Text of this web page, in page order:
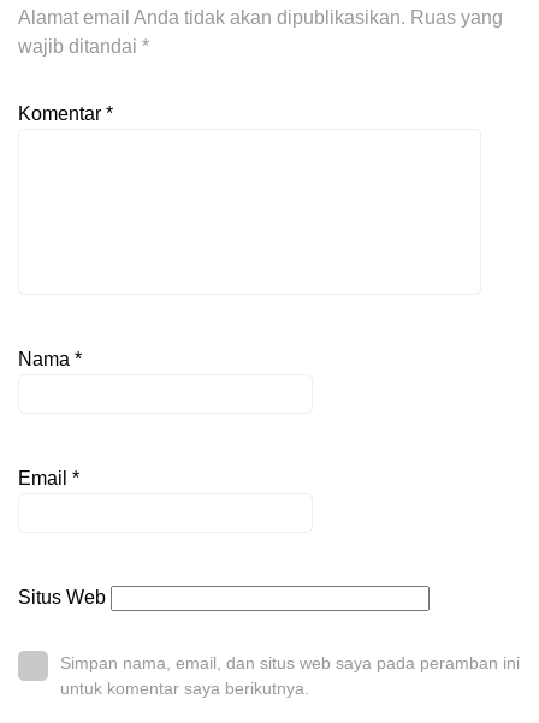
Alamat email Anda tidak akan dipublikasikan. Ruas yang
wajib ditandai *
Komentar *
Nama *
Email *
Situs Web
Simpan nama, email, dan situs web saya pada peramban ini
untuk komentar saya berikutnya.